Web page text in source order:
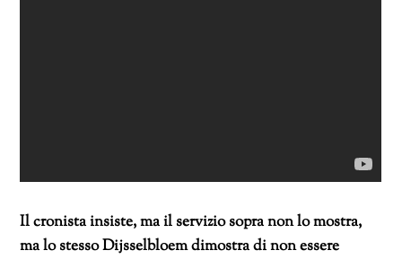
Il cronista insiste, ma il servizio sopra non lo mostra,
ma lo stesso Dijsselbloem dimostra di non essere